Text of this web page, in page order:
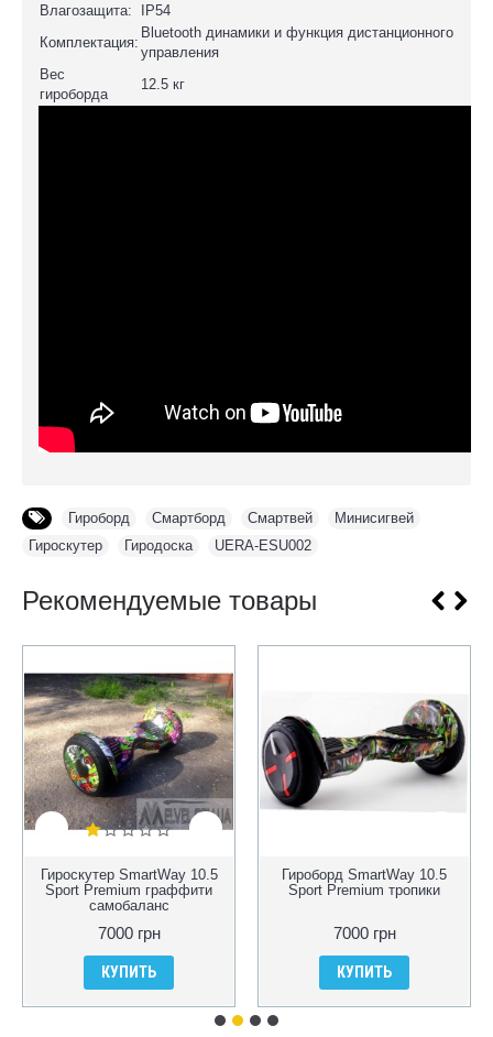
Влагозащита:
IP54
Комплектация:
Bluetooth динамики и функция дистанционного
управления
Вес
гироборда
12.5 кг
Гироборд Смартборд Смартвей Минисигвей
Гироскутер
Гиродоска UERA-ESU002
Рекомендуемые товары
Гироскутер SmartWay 10.5
Sport Premium граффити
самобаланс
7000 грн
КУПИТЬ
Гироборд SmartWay 10.5
Sport Premium тропики
7000 грн
КУПИТЬ